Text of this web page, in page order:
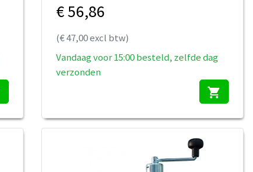
€ 56,86
(€ 47,00 excl btw)
Vandaag voor 15:00 besteld, zelfde dag
verzonden
shopping_cart